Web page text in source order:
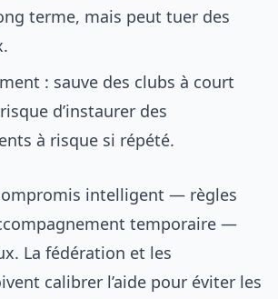
terme, mais peut tuer des
: sauve des clubs à court
d’instaurer des
à risque si répété.
intelligent — règles
temporaire —
La fédération et les
calibrer l’aide pour éviter les